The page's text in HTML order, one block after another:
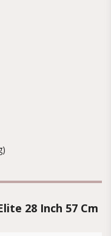
28 Inch 57 Cm